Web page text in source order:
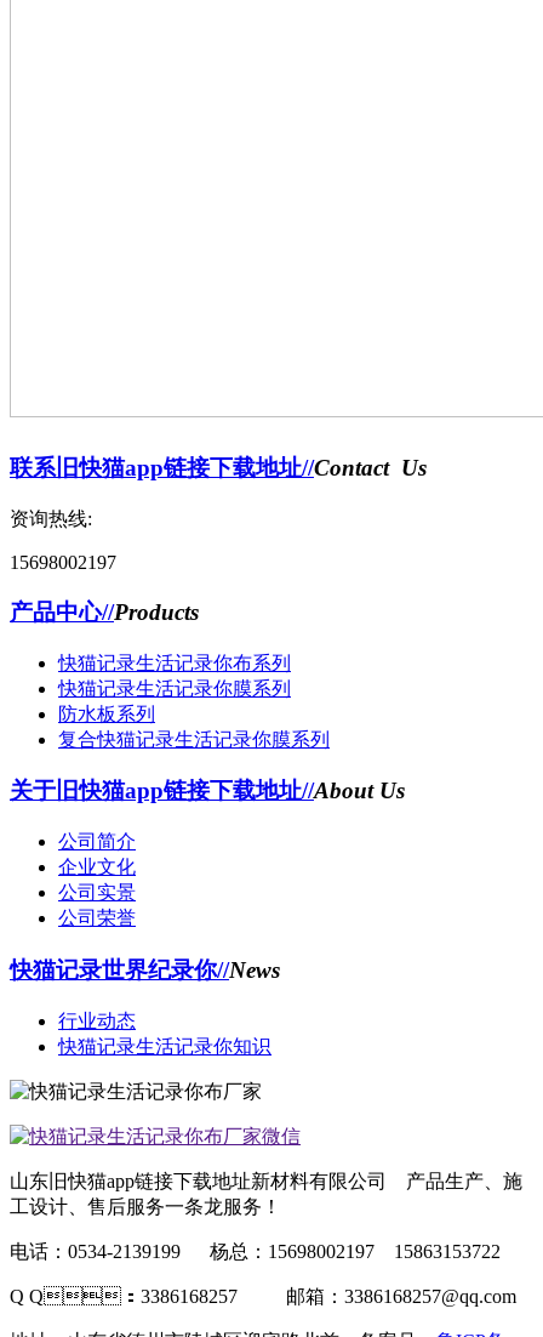
联系旧快猫app链接下载地址//Contact Us
资询热线:
15698002197
产品中心//Products
快猫记录生活记录你布系列
快猫记录生活记录你膜系列
防水板系列
复合快猫记录生活记录你膜系列
关于旧快猫app链接下载地址//About Us
公司简介
企业文化
公司实景
公司荣誉
快猫记录世界纪录你//News
行业动态
快猫记录生活记录你知识
山东旧快猫app链接下载地址新材料有限公司 产品生产、施
工设计、售后服务一条龙服务！
电话：0534-2139199 杨总：15698002197 15863153722
Q Q：3386168257 邮箱：3386168257@qq.com